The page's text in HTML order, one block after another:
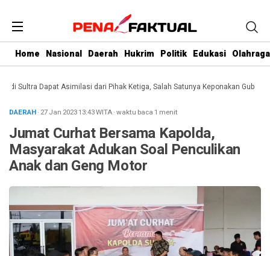
Home Nasional Daerah Hukrim Politik Edukasi Olahraga
Dapat Asimilasi dari Pihak Ketiga, Salah Satunya Keponakan Gubernur
DAERAH· 27 Jan 202313:43WITA·waktu baca 1 menit
Jumat Curhat Bersama Kapolda,
Masyarakat Adukan Soal Penculikan
Anak dan Geng Motor